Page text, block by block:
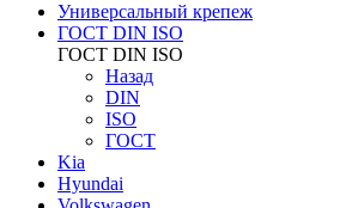
Универсальный крепеж
ГОСТ DIN ISO
ГОСТ DIN ISO
Назад
DIN
ISO
ГОСТ
Kia
Hyundai